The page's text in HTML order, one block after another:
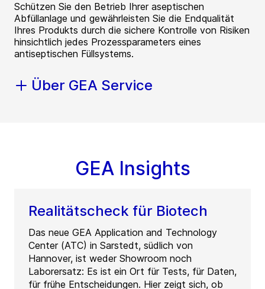
Schützen Sie den Betrieb Ihrer aseptischen
Abfüllanlage und gewährleisten Sie die Endqualität
Ihres Produkts durch die sichere Kontrolle von Risiken
hinsichtlich jedes Prozessparameters eines
antiseptischen Füllsystems.
Über GEA Service
GEA Insights
Realitätscheck für Biotech
Das neue GEA Application and Technology
Center (ATC) in Sarstedt, südlich von
Hannover, ist weder Showroom noch
Laborersatz: Es ist ein Ort für Tests, für Daten,
für frühe Entscheidungen. Hier zeigt sich, ob